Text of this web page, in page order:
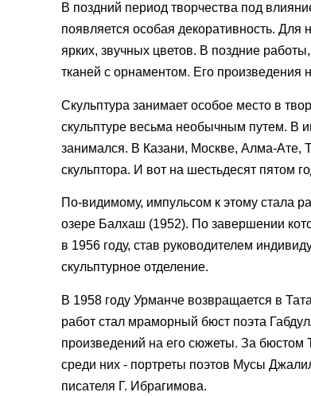
В поздний период творчества под
появляется особая декоративность. Для
ярких, звучных цветов. В поздние
тканей с орнаментом. Его
Скульптура занимает особое место в
скульптуре весьма необычным путем. В
занимался. В Казани, Москве, Алма-Ате,
скульптора. И вот на шестьдесят пятом
По-видимому, импульсом к этому стала
озере Балхаш (1952). По завершении
в 1956 году, став руководителем
скульптурное отделение.
В 1958 году Урманче возвращается в
работ стал мраморный бюст поэта
произведений на его сюжеты. За бюстом
среди них - портреты поэтов Мусы
писателя Г. Ибрагимова.